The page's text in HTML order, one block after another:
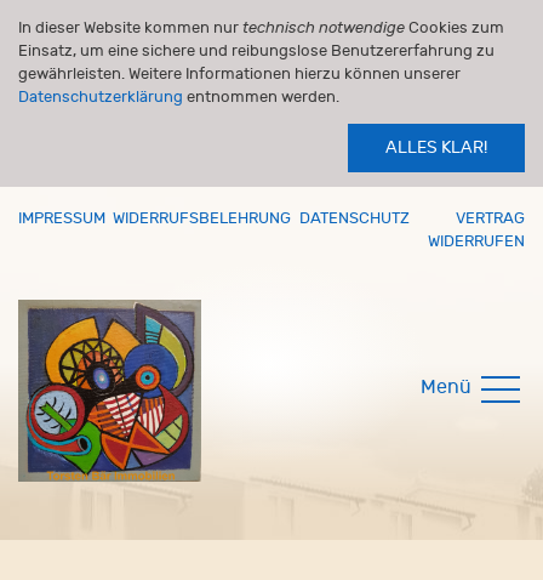
In dieser Website kommen nur technisch notwendige Cookies zum
Einsatz, um eine sichere und reibungslose Benutzererfahrung zu
gewährleisten. Weitere Informationen hierzu können unserer
Datenschutzerklärung entnommen werden.
ALLES KLAR!
IMPRESSUM WIDERRUFSBELEHRUNG DATENSCHUTZ
VERTRAG
WIDERRUFEN
Menü